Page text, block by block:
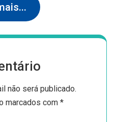
não será publicado.
marcados com*